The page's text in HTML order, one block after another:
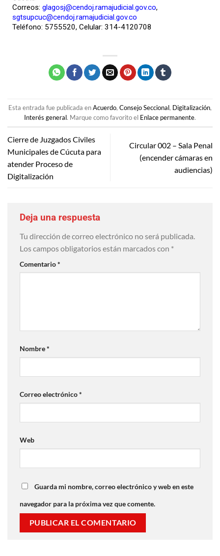
Correos: glagosj@cendoj.ramajudicial.gov.co,
sgtsupcuc@cendoj.ramajudicial.gov.co
Teléfono: 5755520, Celular: 314-4120708
Esta entrada fue publicada enAcuerdo, Consejo Seccional, Digitalización,
Interés general. Marque como favorito el Enlace permanente.
Cierre de Juzgados Civiles
Municipales de Cúcuta para
atender Proceso de
Digitalización
Circular 002 – Sala Penal
(encender cámaras en
audiencias)
Deja una respuesta
Tu dirección de correo electrónico no será publicada.
Los campos obligatorios están marcados con *
Comentario*
Nombre*
Correo electrónico*
Web
Guarda mi nombre, correo electrónico y web en este
navegador para la próxima vez que comente.